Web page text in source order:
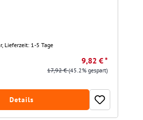
Lieferzeit: 1-5 Tage
9,82 € *
17,92 €(45.2% gespart)
Details